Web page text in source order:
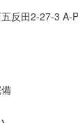
反田2-27-3 A-